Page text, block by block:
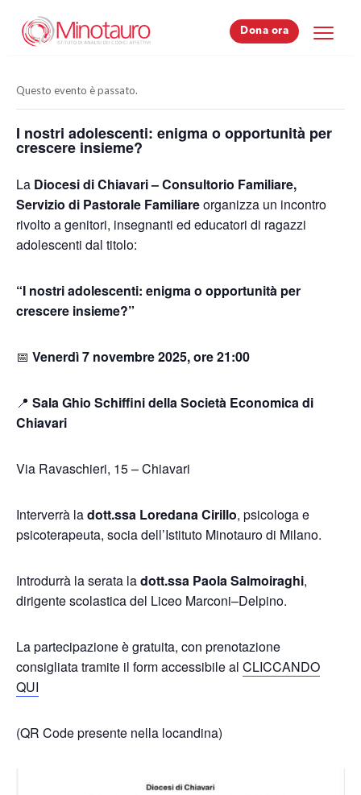
Dona ora
Dona ora
Questo evento è passato.
I nostri adolescenti: enigma o opportunità per
crescere insieme?
La Diocesi di Chiavari – Consultorio Familiare,
Servizio di Pastorale Familiareorganizza un incontro
rivolto a genitori, insegnanti ed educatori di ragazzi
adolescenti dal titolo:
“I nostri adolescenti: enigma o opportunità per
crescere insieme?”
📅 Venerdì 7 novembre 2025, ore 21:00
📍 Sala Ghio Schiffini della Società Economica di
Chiavari
Via Ravaschieri, 15 – Chiavari
Interverrà ladott.ssa Loredana Cirillo, psicologa e
psicoterapeuta, socia dell’Istituto Minotauro di Milano.
Introdurrà la serata ladott.ssa Paola Salmoiraghi,
dirigente scolastica del Liceo Marconi–Delpino.
La partecipazione è gratuita, con prenotazione
consigliata tramite il form accessibile al CLICCANDO
QUI
(QR Code presente nella locandina)